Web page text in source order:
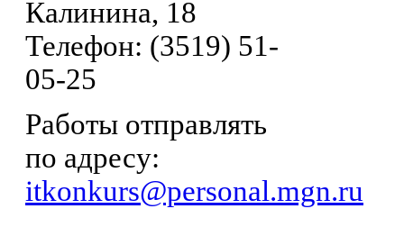
Калинина, 18
Телефон: (3519) 51-
05-25
Работы отправлять
по адресу:
itkonkurs@personal.mgn.ru